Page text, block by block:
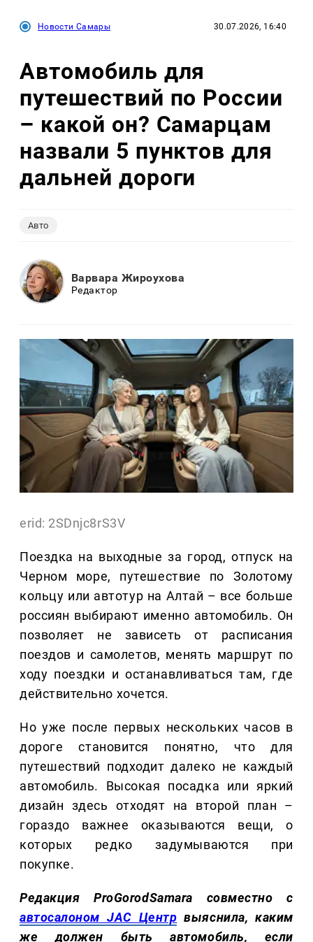
Новости Самары 30.07.2026, 16:40
Автомобиль для
путешествий по России
– какой он? Самарцам
назвали 5 пунктов для
дальней дороги
Авто
Варвара Жироухова
Редактор
erid: 2SDnjc8rS3V
Поездка на выходные за город, отпуск на
Черном море, путешествие по Золотому
кольцу или автотур на Алтай – все больше
россиян выбирают именно автомобиль. Он
позволяет не зависеть от расписания
поездов и самолетов, менять маршрут по
ходу поездки и останавливаться там, где
действительно хочется.
Но уже после первых нескольких часов в
дороге становится понятно, что для
путешествий подходит далеко не каждый
автомобиль. Высокая посадка или яркий
дизайн здесь отходят на второй план –
гораздо важнее оказываются вещи, о
которых редко задумываются при
покупке.
Редакция ProGorodSamara совместно с
автосалоном JAC Центр выяснила, каким
же должен быть автомобиль, если